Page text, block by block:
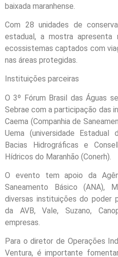
baixada maranhense.
Com 28 unidades de
estadual, a mostra
ecossistemas captados com
nas áreas protegidas.
Instituições parceiras
O 3º Fórum Brasil das Águas
Sebrae com a participação das
Caema (Companhia de
Uema (universidade Estadual
Bacias Hidrográficas e
Hídricos do Maranhão (Conerh).
O evento tem apoio da
Saneamento Básico (ANA),
diversas instituições do poder
da AVB, Vale, Suzano,
empresas.
Para o diretor de Operações
Ventura, é importante